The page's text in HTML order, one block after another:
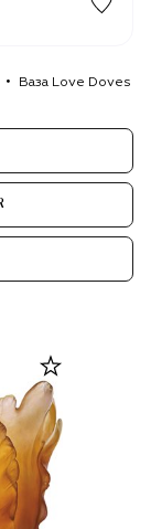
Ваза Love Doves